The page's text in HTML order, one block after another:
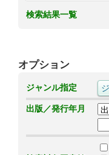
検索結果一覧
オプション
ジャンル指定
出版／発行年月